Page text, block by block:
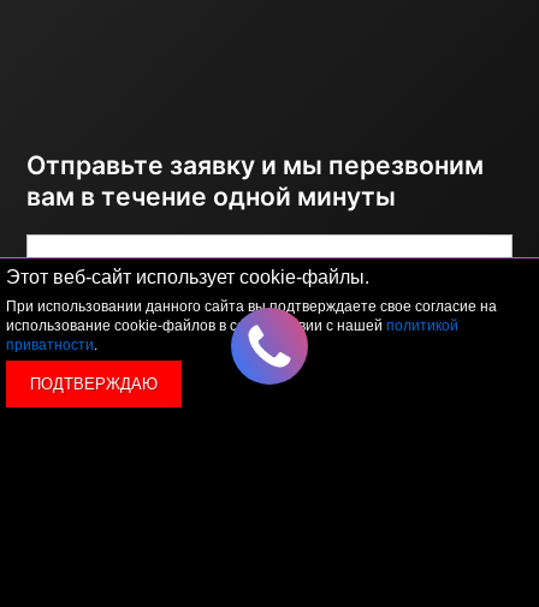
Этот веб-сайт использует cookie-файлы.
При использовании данного сайта вы подтверждаете свое согласие на
использование cookie-файлов в соответствии с нашей политикой
приватности.
ПОДТВЕРЖДАЮ
Отправьте заявку и мы перезвоним
вам в течение одной минуты